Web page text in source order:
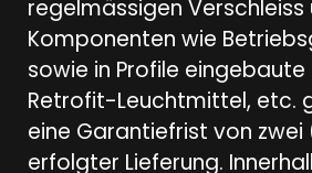
regelmässigen
Komponenten wie
sowie in Profile eingebaute
Retrofit-Leuchtmittel, etc.
eine Garantiefrist von
erfolgter Lieferung.